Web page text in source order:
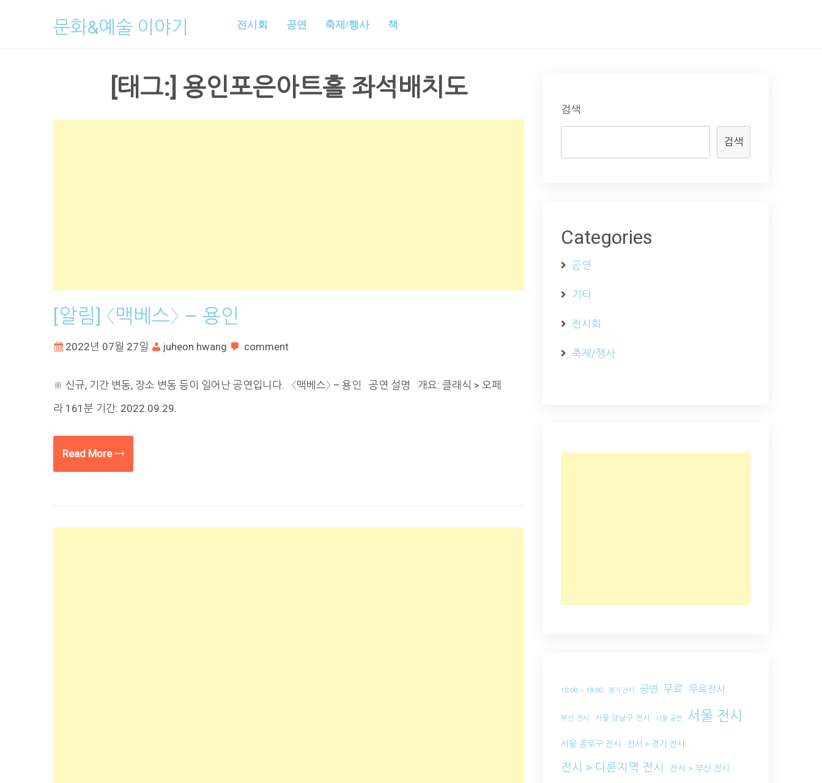
문화&예술 이야기 전시회 공연 축제/행사 책
[태그:] 용인포은아트홀 좌석배치도
[알림] 〈맥베스〉 – 용인
2022년 07월 27일 juheon hwang comment
※ 신규, 기간 변동, 장소 변동 등이 일어난 공연입니다. 〈맥베스〉 – 용인 공연 설명 개요: 클래식 > 오페
라 161분 기간: 2022.09.29.
Read More →
검색
검색
Categories
공연
기타
전시회
축제/행사
10:00 ~ 18:00 경기 전시 공연 무료 무료전시
부산 전시 서울 강남구 전시 서울 공연 서울 전시
서울 종로구 전시 전시 > 경기 전시
전시 > 다른지역 전시 전시 > 부산 전시